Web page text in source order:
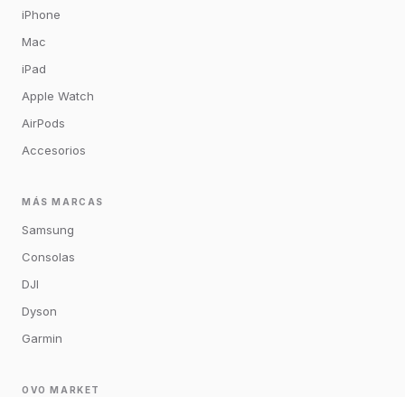
iPhone
Mac
iPad
Apple Watch
AirPods
Accesorios
MÁS MARCAS
Samsung
Consolas
DJI
Dyson
Garmin
OVO MARKET